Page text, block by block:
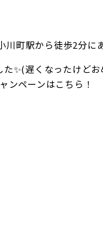
町駅から徒歩2分に
た✨(遅くなったけど
ンペーンはこちら！